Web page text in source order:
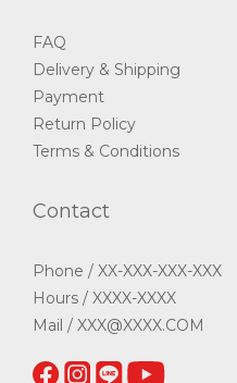
FAQ
Delivery & Shipping
Payment
Return Policy
Terms & Conditions
Contact
Phone / XX-XXX-XXX-XXX
Hours / XXXX-XXXX
Mail / XXX@XXXX.COM